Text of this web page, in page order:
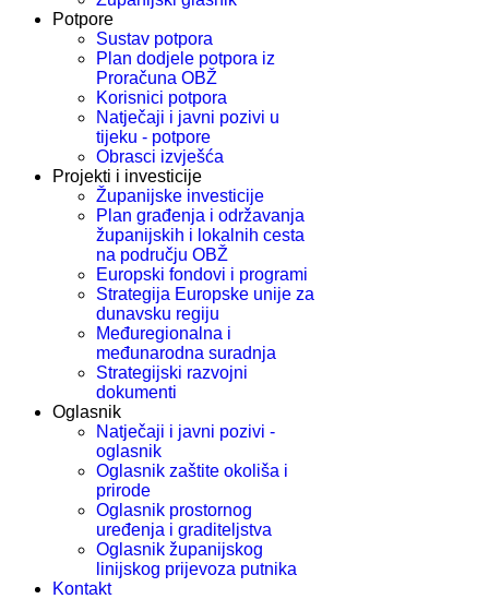
Potpore
Sustav potpora
Plan dodjele potpora iz
Proračuna OBŽ
Korisnici potpora
Natječaji i javni pozivi u
tijeku - potpore
Obrasci izvješća
Projekti i investicije
Županijske investicije
Plan građenja i održavanja
županijskih i lokalnih cesta
na području OBŽ
Europski fondovi i programi
Strategija Europske unije za
dunavsku regiju
Međuregionalna i
međunarodna suradnja
Strategijski razvojni
dokumenti
Oglasnik
Natječaji i javni pozivi -
oglasnik
Oglasnik zaštite okoliša i
prirode
Oglasnik prostornog
uređenja i graditeljstva
Oglasnik županijskog
linijskog prijevoza putnika
Kontakt